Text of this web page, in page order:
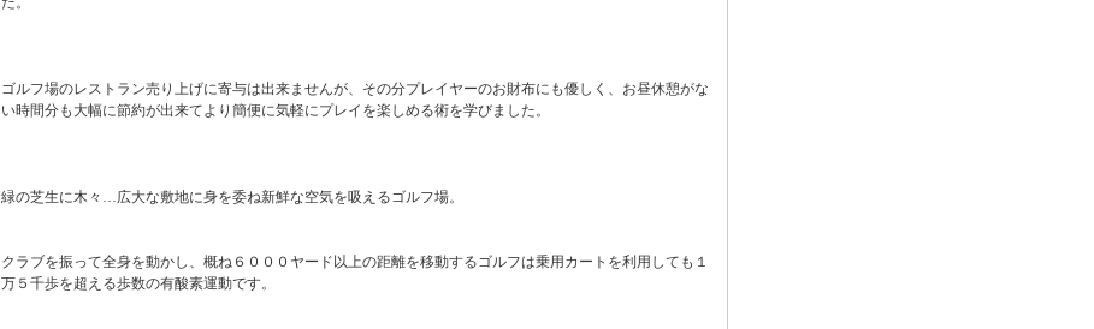
ゴルフ場のレストラン売り上げに寄与は出来ませんが、その分プレイヤーのお財布にも優しく、お昼休憩がな
い時間分も大幅に節約が出来てより簡便に気軽にプレイを楽しめる術を学びました。
緑の芝生に木々…広大な敷地に身を委ね新鮮な空気を吸えるゴルフ場。
クラブを振って全身を動かし、概ね６０００ヤード以上の距離を移動するゴルフは乗用カートを利用しても１
万５千歩を超える歩数の有酸素運動です。